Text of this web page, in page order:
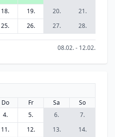
18. 19. 20.
21.
25. 26. 27. 28.
08.02. - 12.02.
Do Fr Sa
So
4. 5. 6.
7.
11. 12. 13.
14.